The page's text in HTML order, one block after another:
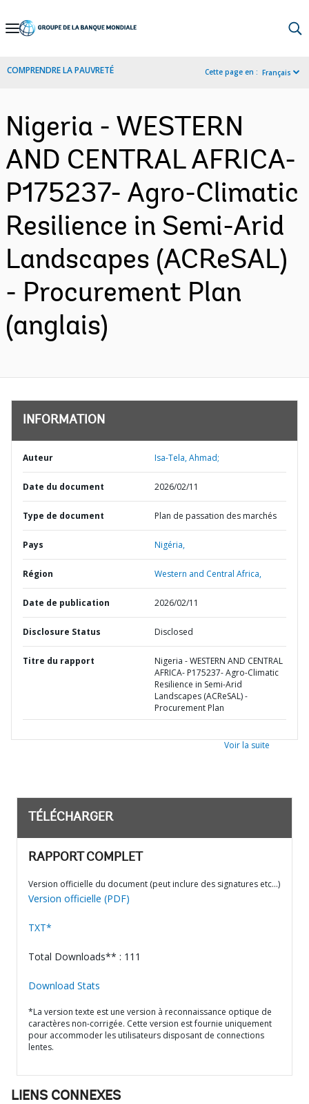
Skip
Navigation
COMPRENDRE LA PAUVRETÉ Cette page en : Français
Nigeria - WESTERN
AND CENTRAL AFRICA-
P175237- Agro-Climatic
Resilience in Semi-Arid
Landscapes (ACReSAL)
- Procurement Plan
(anglais)
INFORMATION
Auteur Isa-Tela, Ahmad;
Date du document 2026/02/11
Type de document Plan de passation des marchés
Pays Nigéria,
Région Western and Central Africa,
Date de publication 2026/02/11
Disclosure Status Disclosed
Titre du rapport
Nigeria - WESTERN AND CENTRAL
AFRICA- P175237- Agro-Climatic
Resilience in Semi-Arid
Landscapes (ACReSAL) -
Procurement Plan
Voir la suite
TÉLÉCHARGER
RAPPORT COMPLET
Version officielle du document (peut inclure des signatures etc…)
Version officielle (PDF)
TXT*
Total Downloads** : 111
Download Stats
*La version texte est une version à reconnaissance optique de
caractères non-corrigée. Cette version est fournie uniquement
pour accommoder les utilisateurs disposant de connections
lentes.
LIENS CONNEXES